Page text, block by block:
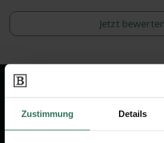
Zustimmung Details
Jetzt
um das Thema
Vorsorge.